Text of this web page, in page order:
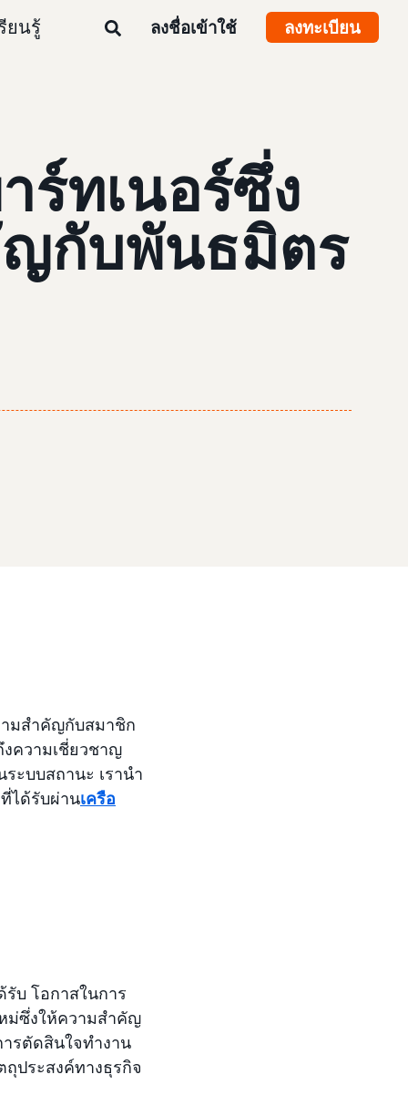
ยนรู้ ลงชื่อเข้าใช้ ลงทะเบียน
ร์ทเนอร์ซึ่ง
ญกับพันธมิตร
ามสำคัญกับสมาชิก
ความเชี่ยวชาญ
ะบบสถานะ เรานำ
ได้รับผ่านเครือ
บ โอกาสในการ
ม่ซึ่งให้ความสำคัญ
รตัดสินใจทำงาน
ประสงค์ทางธุรกิจ